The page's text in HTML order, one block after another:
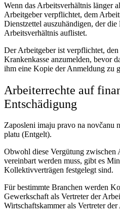
Wenn das Arbeitsverhältnis länger
Arbeitgeber verpflichtet, dem
Dienstzettel auszuhändigen, der
Arbeitsverhältnis auflistet.
Der Arbeitgeber ist verpflichtet,
Krankenkasse anzumelden, bevor
ihm eine Kopie der Anmeldung zu
Arbeiterrechte auf
Entschädigung
Zaposleni imaju pravo na novčanu
platu (Entgelt).
Obwohl diese Vergütung zwischen
vereinbart werden muss, gibt es
Kollektivverträgen festgelegt sind.
Für bestimmte Branchen werden
Gewerkschaft als Vertreter der
Wirtschaftskammer als Vertreter